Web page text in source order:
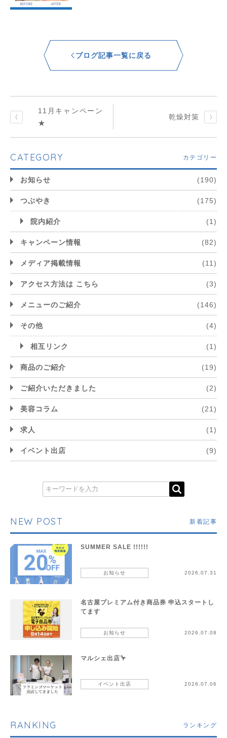
ブログ記事一覧に戻る
11月キャンペーン
★
乾燥対策
CATEGORY カテゴリー
お知らせ (190)
つぶやき (175)
院内紹介 (1)
キャンペーン情報 (82)
メディア掲載情報 (11)
アクセス方法は こちら (3)
メニューのご紹介 (146)
その他 (4)
相互リンク (1)
商品のご紹介 (19)
ご紹介いただきました (2)
美容コラム (21)
求人 (1)
イベント出店 (9)
NEW POST 新着記事
SUMMER SALE !!!!!!
お知らせ 2026.07.31
名古屋プレミアム付き商品券 申込スタートし
てます
お知らせ 2026.07.08
マルシェ出店🦩
イベント出店 2026.07.06
RANKING ランキング